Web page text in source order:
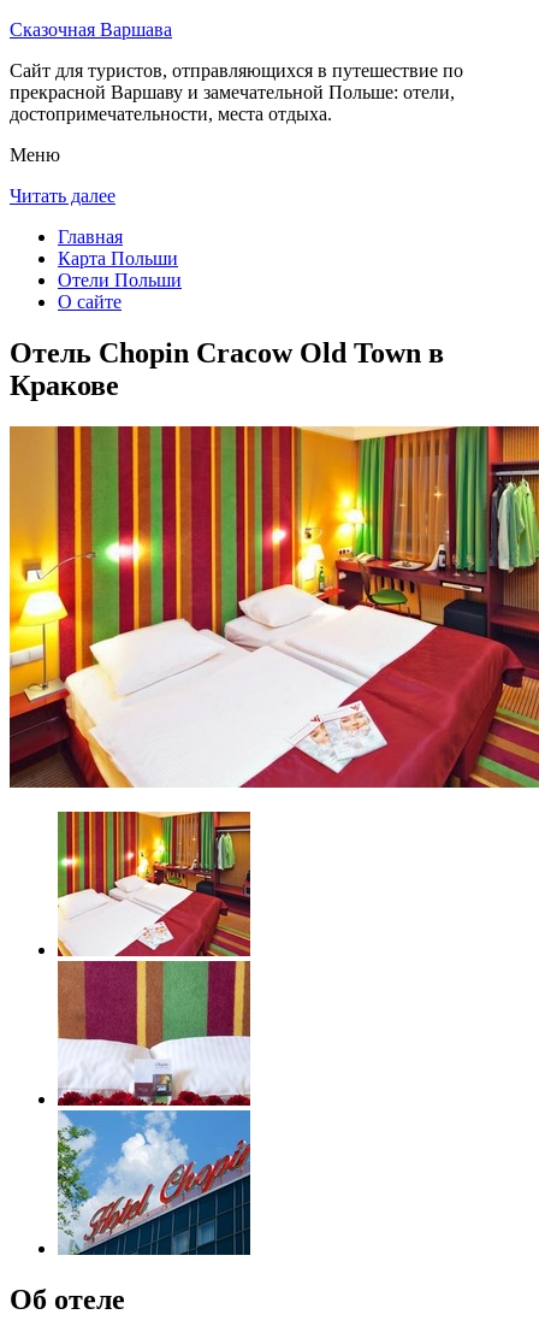
Сказочная Варшава
Сайт для туристов, отправляющихся в путешествие по
прекрасной Варшаву и замечательной Польше: отели,
достопримечательности, места отдыха.
Меню
Читать далее
Главная
Карта Польши
Отели Польши
О сайте
Отель Chopin Cracow Old Town в
Кракове
Об отеле